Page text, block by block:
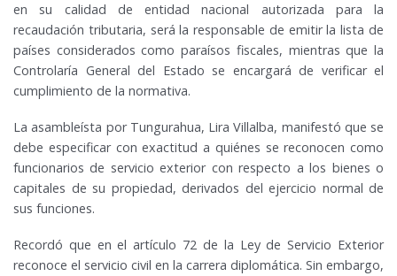
en su calidad de entidad nacional autorizada para la
recaudación tributaria, será la responsable de emitir la lista de
países considerados como paraísos fiscales, mientras que la
Controlaría General del Estado se encargará de verificar el
cumplimiento de la normativa.
La asambleísta por Tungurahua, Lira Villalba, manifestó que se
debe especificar con exactitud a quiénes se reconocen como
funcionarios de servicio exterior con respecto a los bienes o
capitales de su propiedad, derivados del ejercicio normal de
sus funciones.
Recordó que en el artículo 72 de la Ley de Servicio Exterior
reconoce el servicio civil en la carrera diplomática. Sin embargo,